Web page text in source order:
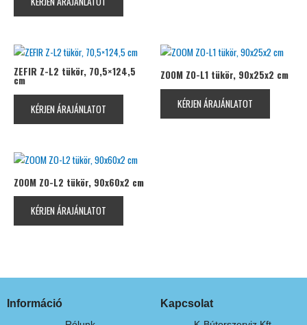
ZEFIR Z-L2 tükör, 70,5×124,5
cm
KÉRJEN ÁRAJÁNLATOT
ZOOM ZO-L1 tükör, 90x25x2 cm
KÉRJEN ÁRAJÁNLATOT
ZOOM ZO-L2 tükör, 90x60x2 cm
KÉRJEN ÁRAJÁNLATOT
Információ Kapcsolat